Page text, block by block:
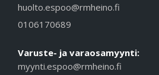
huolto.espoo@rmheino.fi
0106170689
Varuste- ja varaosamyynti:
myynti.espoo@rmheino.fi